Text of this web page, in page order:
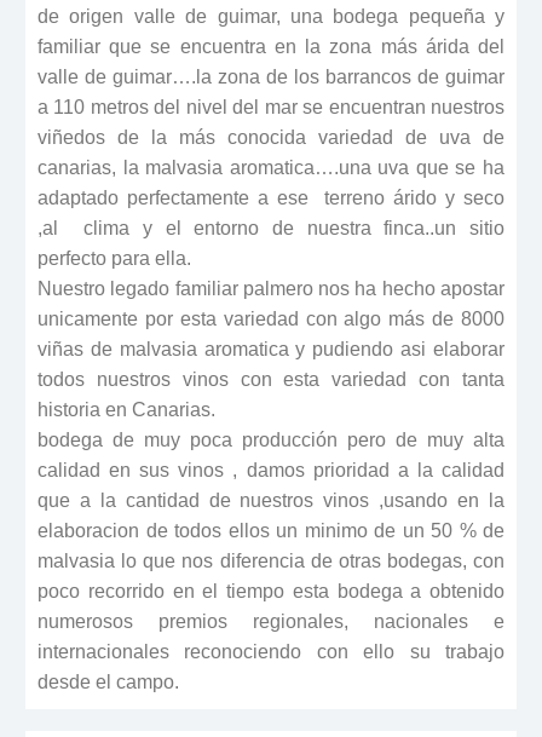
de origen valle de guimar, una bodega pequeña y
familiar que se encuentra en la zona más árida del
valle de guimar….la zona de los barrancos de guimar
a 110 metros del nivel del mar se encuentran nuestros
viñedos de la más conocida variedad de uva de
canarias, la malvasia aromatica….una uva que se ha
adaptado perfectamente a ese
terreno árido y seco
,al
clima y el entorno de nuestra finca..un sitio
perfecto para ella.
Nuestro legado familiar palmero nos ha hecho apostar
unicamente por esta variedad con algo más de 8000
viñas de malvasia aromatica y pudiendo asi elaborar
todos nuestros vinos con esta variedad con tanta
historia en Canarias.
bodega de muy poca producción pero de muy alta
calidad en sus vinos , damos prioridad a la calidad
que a la cantidad de nuestros vinos ,usando en la
elaboracion de todos ellos un minimo de un 50 % de
malvasia lo que nos diferencia de otras bodegas, con
poco recorrido en el tiempo esta bodega a obtenido
numerosos premios regionales, nacionales e
internacionales reconociendo con ello su trabajo
desde el campo.